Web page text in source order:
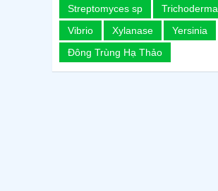
Streptomyces sp
Trichoderma
Vibrio
Xylanase
Yersinia
Đông Trùng Hạ Thảo